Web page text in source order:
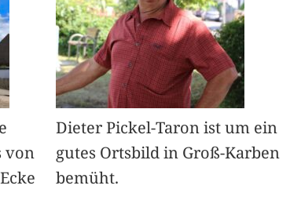
von
Dieter Pickel-Taron ist um ein
gutes Ortsbild in Groß-Karben
bemüht.